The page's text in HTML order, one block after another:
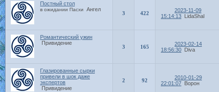
Постный стол
в ожидании Пасхи Ангел
3 422
2023-11-09
15:14:13
LidaShal
Романтический ужин
Привидение
3 165
2023-02-14
18:56:30
Diva
Глазированные сырки
привели в шок даже
экспертов
Привидение
2 92
2010-01-29
22:01:07
Ворон